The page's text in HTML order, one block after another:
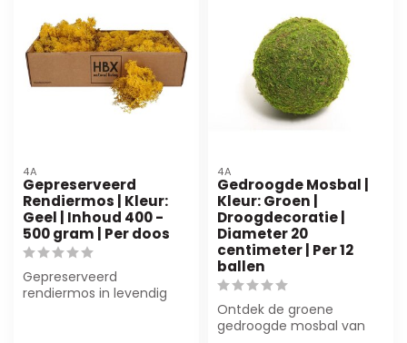
4A
Gepreserveerd
Rendiermos | Kleur:
Geel | Inhoud 400 -
500 gram | Per doos
Gepreserveerd
rendiermos in levendig
4A
Gedroogde Mosbal |
Kleur: Groen |
Droogdecoratie |
Diameter 20
centimeter | Per 12
ballen
Ontdek de groene
gedroogde mosbal van